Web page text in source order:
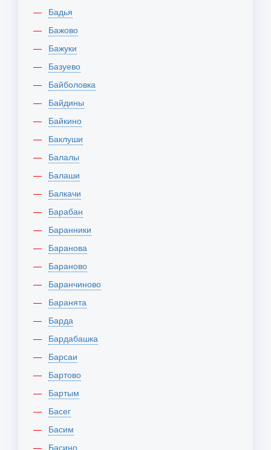
Бадья
Бажово
Бажуки
Базуево
Байболовка
Байдины
Байкино
Баклуши
Балалы
Балаши
Балкачи
Барабан
Баранники
Баранова
Бараново
Баранчиново
Баранята
Барда
Бардабашка
Барсаи
Бартово
Бартым
Басег
Басим
Басино